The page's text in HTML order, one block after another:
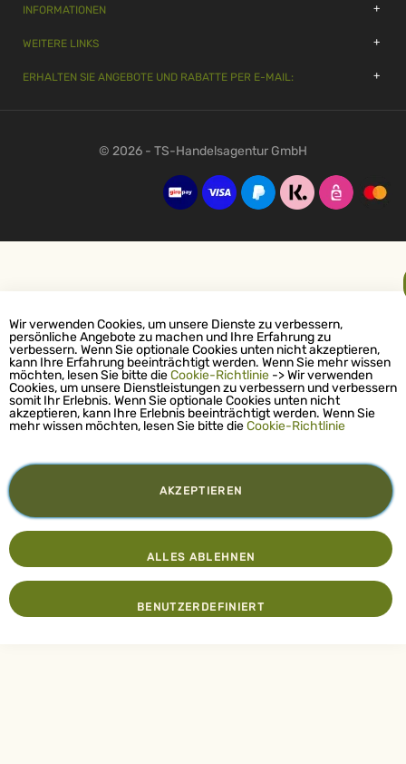
INFORMATIONEN
WEITERE LINKS
ERHALTEN SIE ANGEBOTE UND RABATTE PER E-MAIL:
© 2026 - TS-Handelsagentur GmbH
Wir verwenden Cookies, um unsere Dienste zu verbessern,
persönliche Angebote zu machen und Ihre Erfahrung zu
verbessern. Wenn Sie optionale Cookies unten nicht akzeptieren,
kann Ihre Erfahrung beeinträchtigt werden. Wenn Sie mehr wissen
möchten, lesen Sie bitte dieCookie-Richtlinie -> Wir verwenden
Cookies, um unsere Dienstleistungen zu verbessern und verbessern
somit Ihr Erlebnis. Wenn Sie optionale Cookies unten nicht
akzeptieren, kann Ihre Erlebnis beeinträchtigt werden. Wenn Sie
mehr wissen möchten, lesen Sie bitte dieCookie-Richtlinie
AKZEPTIEREN
BENUTZERDEFINIERT
ALLES ABLEHNEN